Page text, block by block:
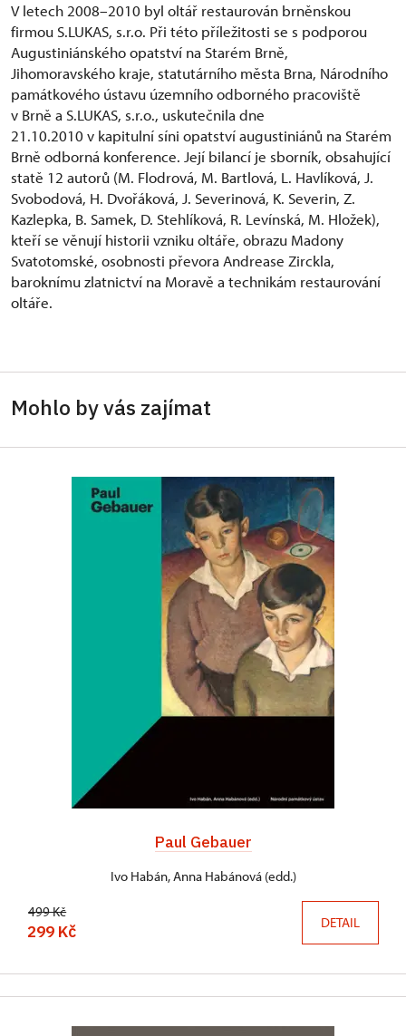
V letech 2008–2010 byl oltář restaurován brněnskou
firmou S.LUKAS, s.r.o. Při této příležitosti se s podporou
Augustiniánského opatství na Starém Brně,
Jihomoravského kraje, statutárního města Brna, Národního
památkového ústavu územního odborného pracoviště
v Brně a S.LUKAS, s.r.o., uskutečnila dne
21.10.2010 v kapitulní síni opatství augustiniánů na Starém
Brně odborná konference. Její bilancí je sborník, obsahující
statě 12 autorů (M. Flodrová, M. Bartlová, L. Havlíková, J.
Svobodová, H. Dvořáková, J. Severinová, K. Severin, Z.
Kazlepka, B. Samek, D. Stehlíková, R. Levínská, M. Hložek),
kteří se věnují historii vzniku oltáře, obrazu Madony
Svatotomské, osobnosti převora Andrease Zirckla,
baroknímu zlatnictví na Moravě a technikám restaurování
oltáře.
Mohlo by vás zajímat
Paul Gebauer
Ivo Habán, Anna Habánová (edd.)
499 Kč
299 Kč DETAIL